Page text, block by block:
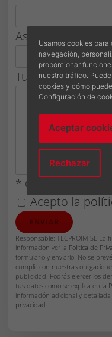
Asunto *
Tu mensaje*
* Campos
Acepto la
Responsable: TECPROIM SL
información ver la Política de
formulario y enviarlo. No se
cumplir con nuestras
publicidad. Podrás ejercer los
tus datos como se explica en la
información adicional y
privacidad.
Usamos cookies
navegación,
proporcionar
nuestro tráfico.
cookies y cómo
Configuración de
Aceptar
Rechazar